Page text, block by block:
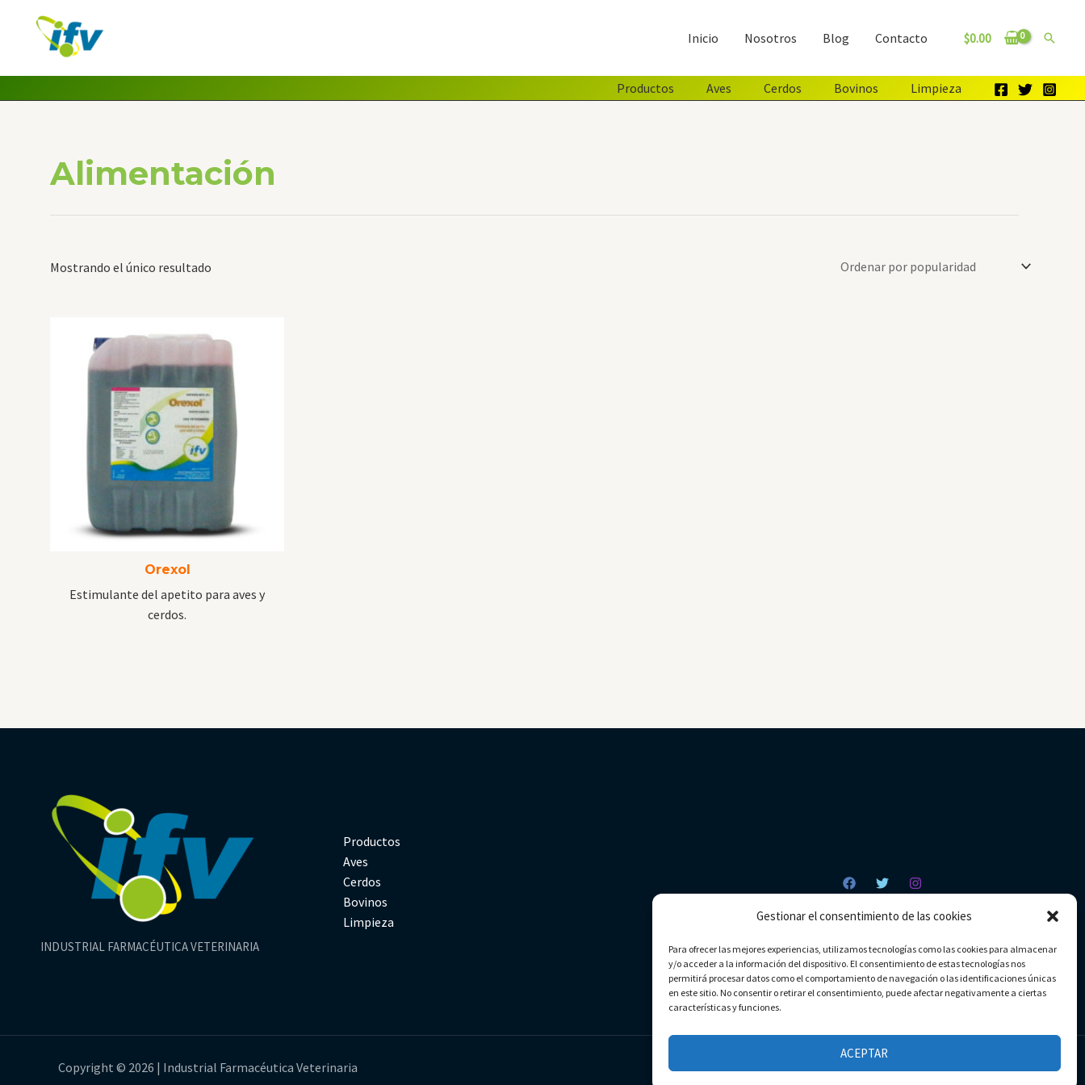
Gestionar el consentimiento de las cookies
Para ofrecer las mejores experiencias, utilizamos tecnologías como las cookies para almacenar
y/o acceder a la información del dispositivo. El consentimiento de estas tecnologías nos
permitirá procesar datos como el comportamiento de navegación o las identificaciones únicas
en este sitio. No consentir o retirar el consentimiento, puede afectar negativamente a ciertas
características y funciones.
ACEPTAR
contenido
Inicio Nosotros Blog Contacto $0.00 Buscar
Productos Aves Cerdos Bovinos Limpieza
Alimentación
Mostrando el único resultado
Orexol
Estimulante del apetito para aves y
cerdos.
INDUSTRIAL FARMACÉUTICA VETERINARIA
Productos
Aves
Cerdos
Bovinos
Limpieza
Copyright © 2026 | Industrial Farmacéutica Veterinaria